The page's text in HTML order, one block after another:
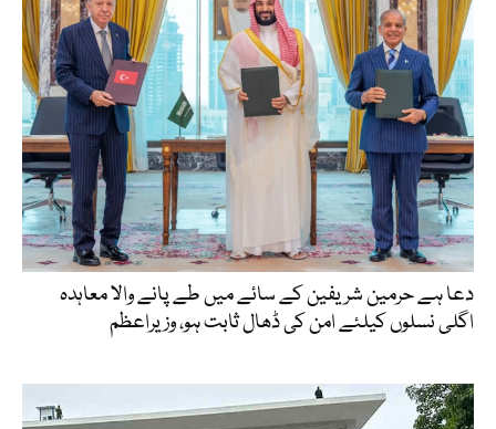
دعا ہے حرمین شریفین کے سائے میں طے پانے والا معاہدہ
اگلی نسلوں کیلئے امن کی ڈھال ثابت ہو، وزیراعظم